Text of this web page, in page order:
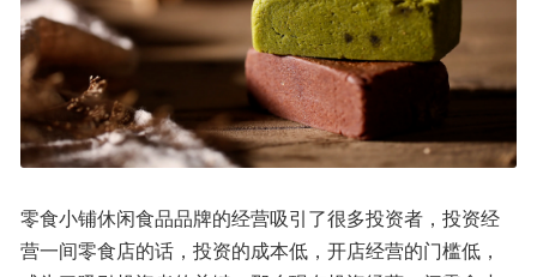
零食小铺休闲食品品牌的经营吸引了很多投资者，投资经
营一间零食店的话，投资的成本低，开店经营的门槛低，